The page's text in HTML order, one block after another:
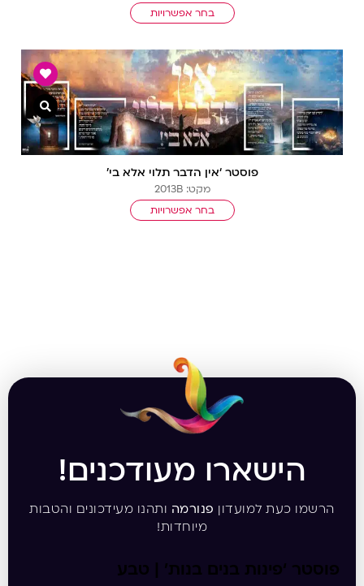
בחר אפשרויות
פוסטר ‘אין הדבר תלוי אלא בי’
מקט: 2013B
בחר אפשרויות
צפייה
הישארו מעודכנים!
הרשמו כעת למועדון פנורמה ותהנו מעידכונים והטבות
מיוחדות!
פוסטר ‘פינות בנים בנות’ | טבע